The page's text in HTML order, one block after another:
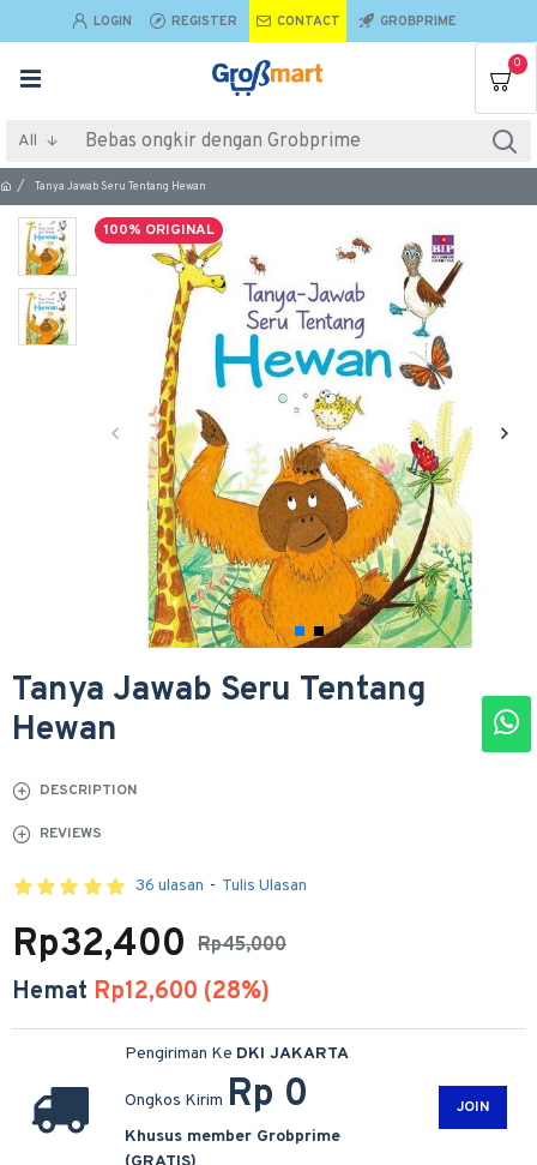
LOGIN REGISTER CONTACT GROBPRIME
0
All
Tanya Jawab Seru Tentang Hewan
100% ORIGINAL
Tanya Jawab Seru Tentang
Hewan
DESCRIPTION
REVIEWS
36 ulasan - Tulis Ulasan
Rp45,000
Rp32,400
Hemat Rp12,600 (28%)
Pengiriman Ke DKI JAKARTA
Ongkos Kirim Rp 0
Khusus member Grobprime
JOIN